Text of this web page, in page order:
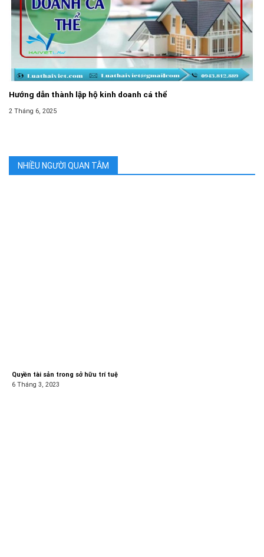
Hướng dẫn thành lập hộ kinh doanh cá thể
2 Tháng 6, 2025
NHIỀU NGƯỜI QUAN TÂM
Quyền tài sản trong sở hữu trí tuệ
6 Tháng 3, 2023